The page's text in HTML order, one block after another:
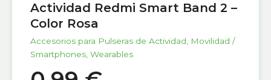
Actividad Redmi Smart Band 2 –
Color Rosa
Accesorios para Pulseras de Actividad
Movilidad /
Smartphones Wearables